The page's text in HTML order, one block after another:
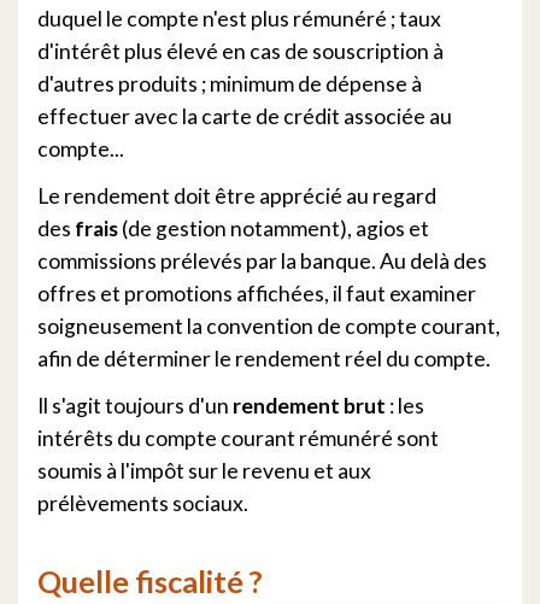
duquel le compte n'est plus rémunéré ; taux
d'intérêt plus élevé en cas de souscription à
d'autres produits ; minimum de dépense à
effectuer avec la carte de crédit associée au
compte...
Le rendement doit être apprécié au regard
des frais(de gestion notamment), agios et
commissions prélevés par la banque. Au delà des
offres et promotions affichées, il faut examiner
soigneusement la convention de compte courant,
afin de déterminer le rendement réel du compte.
Il s'agit toujours d'un rendement brut : les
intérêts du compte courant rémunéré sont
soumis à l'impôt sur le revenu et aux
prélèvements sociaux.
Quelle fiscalité ?